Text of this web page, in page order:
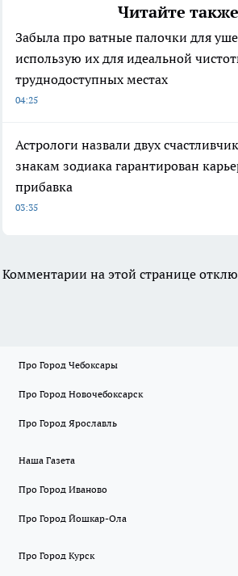
Читайте
Забыла про ватные палочки для
использую их для идеальной
труднодоступных местах
04:25
Астрологи назвали двух
знакам зодиака гарантирован
прибавка
03:35
Комментарии на этой странице
Про Город Чебоксары
Про Город Новочебоксарск
Про Город Ярославль
Наша Газета
Про Город Иваново
Про Город Йошкар-Ола
Про Город Курск